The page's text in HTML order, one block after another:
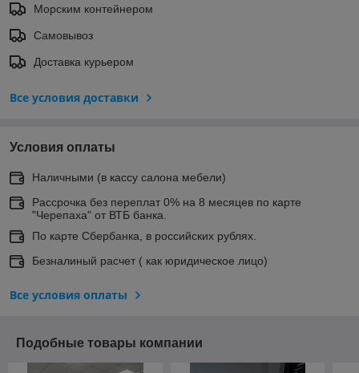
Морским контейнером
Самовывоз
Доставка курьером
Все условия доставки
Условия оплаты
Наличными (в кассу салона мебели)
Рассрочка без переплат 0% на 8 месяцев по карте
"Черепаха" от ВТБ банка.
По карте Сбербанка, в российских рублях.
Безналиный расчет ( как юридическое лицо)
Все условия оплаты
Подобные товары компании